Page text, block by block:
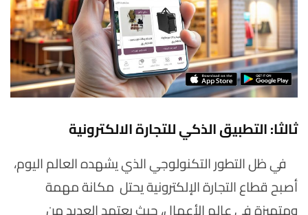
ثالثا: التطبيق الذكي للتجارة الالكترونية
في ظل التطور التكنولوجي الذي يشهده العالم اليوم،
أصبح قطاع التجارة الإلكترونية يحتل مكانة مهمة